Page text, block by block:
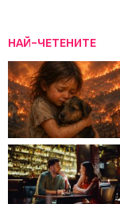
НАЙ-ЧЕТЕНИТЕ